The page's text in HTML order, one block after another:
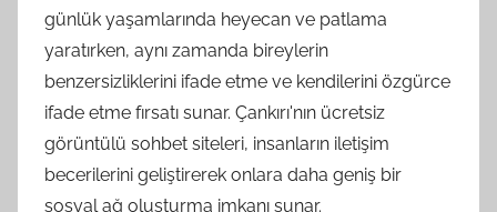
günlük yaşamlarında heyecan ve patlama
yaratırken, aynı zamanda bireylerin
benzersizliklerini ifade etme ve kendilerini özgürce
ifade etme fırsatı sunar. Çankırı'nın ücretsiz
görüntülü sohbet siteleri, insanların iletişim
becerilerini geliştirerek onlara daha geniş bir
sosyal ağ oluşturma imkanı sunar.